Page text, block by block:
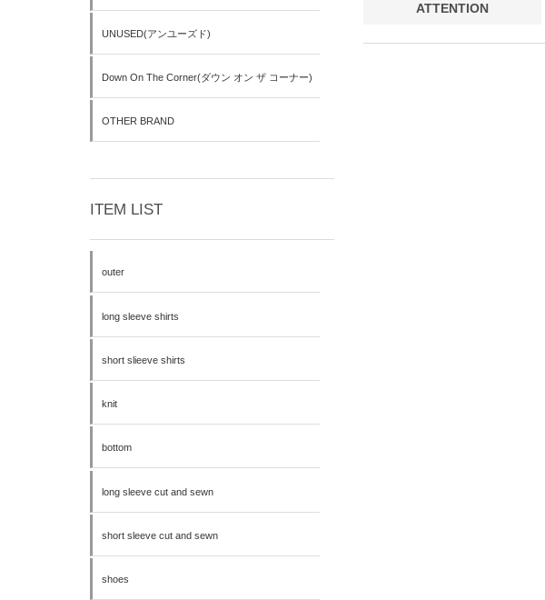
ATTENTION
UNUSED(アンユーズド)
Down On The Corner(ダウン オン ザ コーナー)
OTHER BRAND
ITEM LIST
outer
long sleeve shirts
short slieeve shirts
knit
bottom
long sleeve cut and sewn
short sleeve cut and sewn
shoes